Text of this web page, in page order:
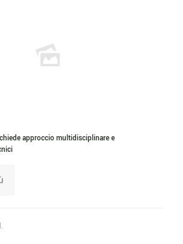
approccio multidisciplinare e